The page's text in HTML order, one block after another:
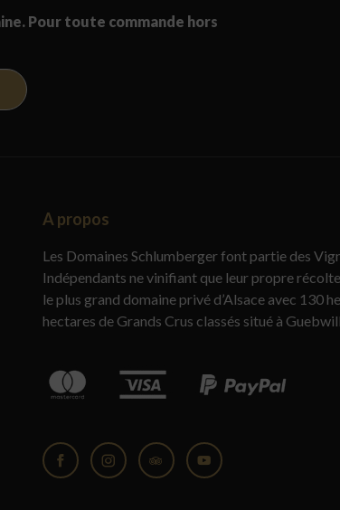
Pour toute commande hors
A propos
Les Domaines Schlumberger font partie des
Indépendants ne vinifiant que leur propre
le plus grand domaine privé d’Alsace avec 130
hectares de Grands Crus classés situé à